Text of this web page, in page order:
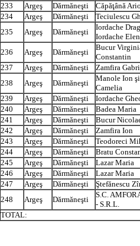
233
Argeş Dărmăneşti
Căpăţână
234
Argeş Dărmăneşti
Teciulescu
235
Argeş Dărmăneşti
Iordache
Iordache
236
Argeş Dărmăneşti
Bucur
Constantin
237
Argeş Dărmăneşti
Zamfira
238
Argeş Dărmăneşti
Manole Ion
Camelia
239
Argeş Dărmăneşti
Iordache
240
Argeş Dărmăneşti
Badea Maria
241
Argeş Dărmăneşti
Bucur
242
Argeş Dărmăneşti
Zamfira Ion
243
Argeş Dărmăneşti
Teodoreci
244
Argeş Dărmăneşti
Bratu
245
Argeş Dărmăneşti
Lazar Maria
246
Argeş Dărmăneşti
Lazar Maria
247
Argeş Dărmăneşti
Ştefănescu
248
Argeş Dărmăneşti
S.C.
- S.R.L.
TOTAL: